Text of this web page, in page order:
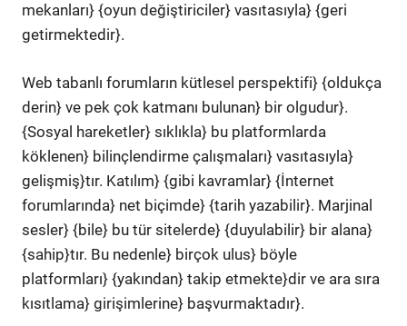
mekanları} {oyun değiştiriciler} vasıtasıyla} {geri
getirmektedir}.
Web tabanlı forumların kütlesel perspektifi} {oldukça
derin} ve pek çok katmanı bulunan} bir olgudur}.
{Sosyal hareketler} sıklıkla} bu platformlarda
köklenen} bilinçlendirme çalışmaları} vasıtasıyla}
gelişmiş}tır. Katılım} {gibi kavramlar} {İnternet
forumlarında} net biçimde} {tarih yazabilir}. Marjinal
sesler} {bile} bu tür sitelerde} {duyulabilir} bir alana}
{sahip}tır. Bu nedenle} birçok ulus} böyle
platformları} {yakından} takip etmekte}dir ve ara sıra
kısıtlama} girişimlerine} başvurmaktadır}.